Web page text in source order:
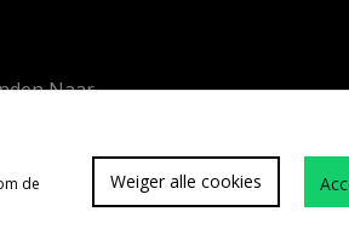
Naar
de
Weiger alle cookies